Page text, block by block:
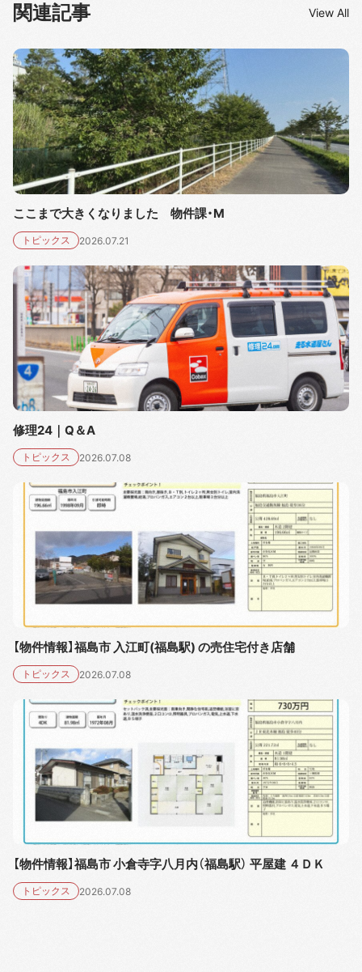
関連記事 View All
ここまで大きくなりました 物件課・M
トピックス 2026.07.21
修理24｜Q＆A
トピックス 2026.07.08
【物件情報】福島市 入江町(福島駅) の売住宅付き店舗
トピックス 2026.07.08
【物件情報】福島市 小倉寺字八月内（福島駅） 平屋建 ４ＤＫ
トピックス 2026.07.08